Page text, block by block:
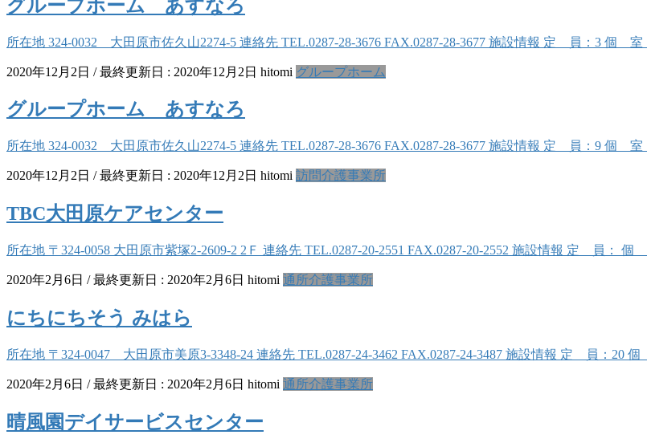
グループホーム あすなろ
所在地 324-0032 大田原市佐久山2274-5 連絡先 TEL.0287-28-3676 FAX.0287-28-3677 施設情報 定 員：3 個
2020年12月2日 / 最終更新日 : 2020年12月2日 hitomi グループホーム
グループホーム あすなろ
所在地 324-0032 大田原市佐久山2274-5 連絡先 TEL.0287-28-3676 FAX.0287-28-3677 施設情報 定 員：9 個
2020年12月2日 / 最終更新日 : 2020年12月2日 hitomi 訪問介護事業所
TBC大田原ケアセンター
所在地 〒324-0058 大田原市紫塚2-2609-2 2Ｆ 連絡先 TEL.0287-20-2551 FAX.0287-20-2552 施設情報 定 員：
2020年2月6日 / 最終更新日 : 2020年2月6日 hitomi 通所介護事業所
にちにちそう みはら
所在地 〒324-0047 大田原市美原3-3348-24 連絡先 TEL.0287-24-3462 FAX.0287-24-3487 施設情報 定 員：
2020年2月6日 / 最終更新日 : 2020年2月6日 hitomi 通所介護事業所
晴風園デイサービスセンター